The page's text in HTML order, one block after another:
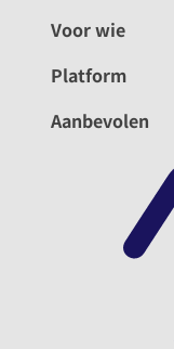
Voor wie
Platform
Aanbevolen